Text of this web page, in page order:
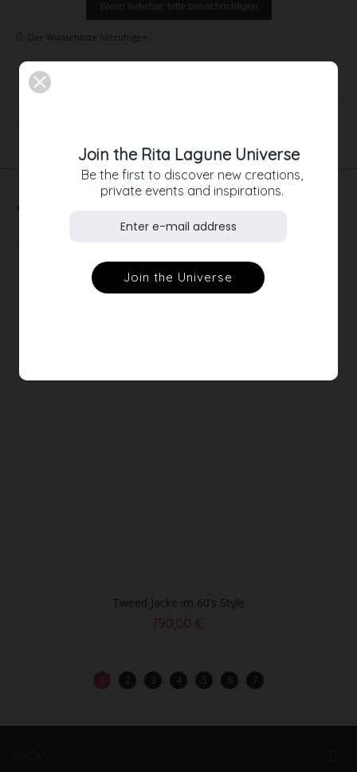
Wenn lieferbar, bitte benachrichtigen
Der Wunschliste hinzufügen
Beschreibung
Artikeldetails
Tweed Jacke im 60’s Style
790,00 €
2 3 4 5 6 7
Join the Rita Lagune Universe
Be the first to discover new creations,
private events and inspirations.